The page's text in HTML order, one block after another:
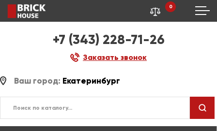
+7 (343) 228-71-26
Заказать звонок
0
Ваш город: Екатеринбург